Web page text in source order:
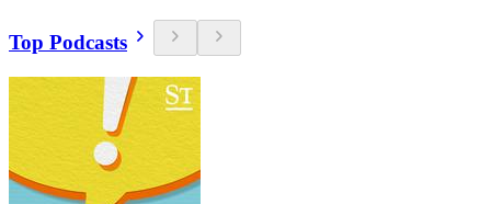
Top Podcasts